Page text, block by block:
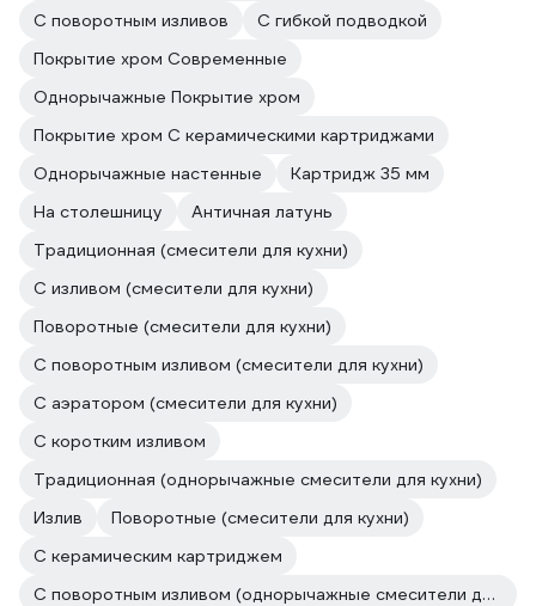
С поворотным изливов
С гибкой подводкой
Покрытие хром Современные
Однорычажные Покрытие хром
Покрытие хром С керамическими картриджами
Однорычажные настенные
Картридж 35 мм
На столешницу
Античная латунь
Традиционная (смесители для кухни)
С изливом (смесители для кухни)
Поворотные (смесители для кухни)
С поворотным изливом (смесители для кухни)
С аэратором (смесители для кухни)
С коротким изливом
Традиционная (однорычажные смесители для кухни)
Излив
Поворотные (смесители для кухни)
С керамическим картриджем
С поворотным изливом (однорычажные смесители для кухни)